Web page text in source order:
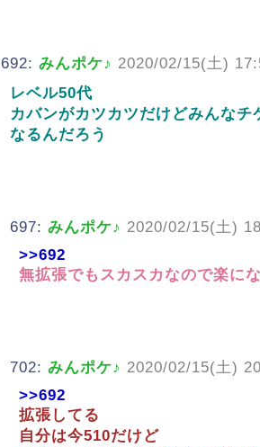
692: みんポケ♪ 2020/02/15(土)
レベル50代
カバンがカツカツだけどみんな
なるんだろう
697: みんポケ♪ 2020/02/15(土)
>>692
無拡張でもスカスカなので楽に
702: みんポケ♪ 2020/02/15(土)
>>692
拡張してる
自分は今510だけど